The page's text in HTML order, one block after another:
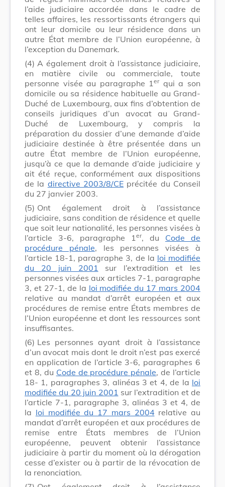
l’aide judiciaire accordée dans le cadre de
telles affaires, les ressortissants étrangers qui
ont leur domicile ou leur résidence dans un
autre État membre de l’Union européenne, à
l’exception du Danemark.
(4) A également droit à l’assistance judiciaire,
en matière civile ou commerciale, toute
personne visée au paragraphe 1erqui a son
domicile ou sa résidence habituelle au Grand-
Duché de Luxembourg, aux fins d’obtention de
conseils juridiques d’un avocat au Grand-
Duché de Luxembourg, y compris la
préparation du dossier d’une demande d’aide
judiciaire destinée à être présentée dans un
autre État membre de l’Union européenne,
jusqu’à ce que la demande d’aide judiciaire y
ait été reçue, conformément aux dispositions
de la directive 2003/8/CE précitée du Conseil
du 27 janvier 2003.
(5) Ont également droit à l’assistance
judiciaire, sans condition de résidence et quelle
que soit leur nationalité, les personnes visées à
l’article 3-6, paragraphe 1 er, du Code de
procédure pénale, les personnes visées à
l’article 18-1, paragraphe 3, de la loi modifiée
du 20 juin 2001
sur l’extradition et les
personnes visées aux articles 7-1, paragraphe
3, et 27-1, de la loi modifiée du 17 mars 2004
relative au mandat d’arrêt européen et aux
procédures de remise entre États membres de
l’Union européenne et dont les ressources sont
insuffisantes.
(6) Les personnes ayant droit à l’assistance
d’un avocat mais dont le droit n’est pas exercé
en application de l’article 3-6, paragraphes 6
et 8, du Code de procédure pénale, de l’article
18- 1, paragraphes 3, alinéas 3 et 4, de la loi
modifiée du 20 juin 2001 sur l’extradition et de
l’article 7-1, paragraphe 3, alinéas 3 et 4, de
la loi modifiée du 17 mars 2004 relative au
mandat d’arrêt européen et aux procédures de
remise entre États membres de l’Union
européenne, peuvent obtenir l’assistance
judiciaire à partir du moment où la dérogation
cesse d’exister ou à partir de la révocation de
la renonciation.